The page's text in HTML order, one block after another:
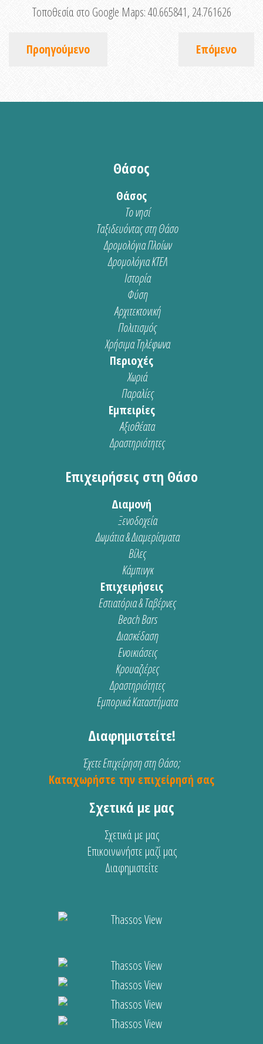
Τοποθεσία στο Google Maps:40.665841, 24.761626
Προηγούμενο Επόμενο
Θάσος
Θάσος
Το νησί
Ταξιδευόντας στη Θάσο
Δρομολόγια Πλοίων
Δρομολόγια ΚΤΕΛ
Ιστορία
Φύση
Αρχιτεκτονική
Πολιτισμός
Χρήσιμα Τηλέφωνα
Περιοχές
Χωριά
Παραλίες
Εμπειρίες
Αξιοθέατα
Δραστηριότητες
Επιχειρήσεις στη Θάσο
Διαμονή
Ξενοδοχεία
Δωμάτια & Διαμερίσματα
Βίλες
Κάμπινγκ
Επιχειρήσεις
Εστιατόρια & Ταβέρνες
Beach Bars
Διασκέδαση
Ενοικιάσεις
Κρουαζιέρες
Δραστηριότητες
Εμπορικά Καταστήματα
Διαφημιστείτε!
Έχετε Επιχείρηση στη Θάσο;
Καταχωρήστε την επιχείρησή σας
Σχετικά με μας
Σχετικά με μας
Επικοινωνήστε μαζί μας
Διαφημιστείτε